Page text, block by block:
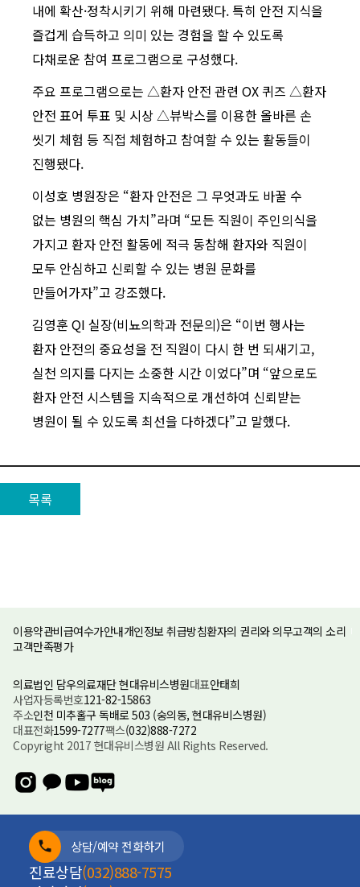
내에 확산·정착시키기 위해 마련됐다. 특히 안전 지식을
즐겁게 습득하고 의미 있는 경험을 할 수 있도록
다채로운 참여 프로그램으로 구성했다.
주요 프로그램으로는 △환자 안전 관련 OX 퀴즈 △환자
안전 표어 투표 및 시상 △뷰박스를 이용한 올바른 손
씻기 체험 등 직접 체험하고 참여할 수 있는 활동들이
진행됐다.
이성호 병원장은 “환자 안전은 그 무엇과도 바꿀 수
없는 병원의 핵심 가치”라며 “모든 직원이 주인의식을
가지고 환자 안전 활동에 적극 동참해 환자와 직원이
모두 안심하고 신뢰할 수 있는 병원 문화를
만들어가자”고 강조했다.
김영훈 QI 실장(비뇨의학과 전문의)은 “이번 행사는
환자 안전의 중요성을 전 직원이 다시 한 번 되새기고,
실천 의지를 다지는 소중한 시간 이었다”며 “앞으로도
환자 안전 시스템을 지속적으로 개선하여 신뢰받는
병원이 될 수 있도록 최선을 다하겠다”고 말했다.
목록
이용약관비급여수가안내개인정보 취급방침환자의 권리와 의무고객의 소리
고객만족평가
의료법인 담우의료재단 현대유비스병원대표안태희
사업자등록번호121-82-15863
주소인천 미추홀구 독배로 503 (숭의동, 현대유비스병원)
대표전화1599-7277팩스(032)888-7272
Copyright 2017 현대유비스병원 All Rights Reserved.
상담/예약 전화하기
진료상담(032)888-7575